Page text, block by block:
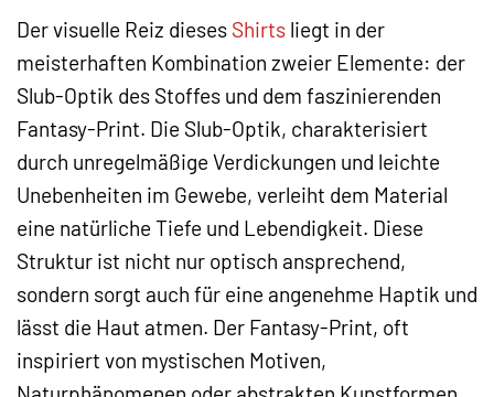
Der visuelle Reiz dieses Shirts liegt in der
meisterhaften Kombination zweier Elemente: der
Slub-Optik des Stoffes und dem faszinierenden
Fantasy-Print. Die Slub-Optik, charakterisiert
durch unregelmäßige Verdickungen und leichte
Unebenheiten im Gewebe, verleiht dem Material
eine natürliche Tiefe und Lebendigkeit. Diese
Struktur ist nicht nur optisch ansprechend,
sondern sorgt auch für eine angenehme Haptik und
lässt die Haut atmen. Der Fantasy-Print, oft
inspiriert von mystischen Motiven,